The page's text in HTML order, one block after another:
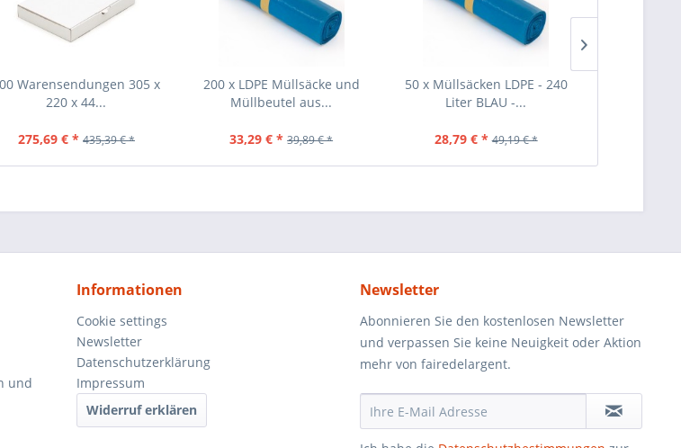
Warensendungen 305 x
220 x 44...
275,69 € * 435,39 € *
200 x LDPE Müllsäcke und
Müllbeutel aus...
33,29 € * 39,89 € *
50 x Müllsäcken LDPE - 240
Liter BLAU -...
28,79 € * 49,19 € *
und
Informationen
Cookie settings
Newsletter
Datenschutzerklärung
Impressum
Widerruf erklären
Newsletter
Abonnieren Sie den kostenlosen Newsletter
und verpassen Sie keine Neuigkeit oder Aktion
mehr von fairedelargent.